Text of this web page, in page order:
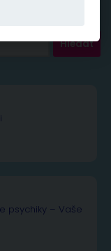
psychiky – Vaše